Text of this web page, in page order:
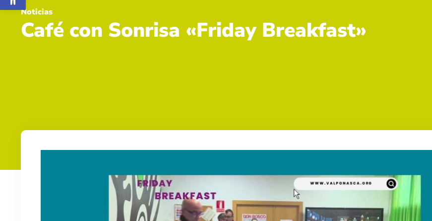
Noticias
Café con Sonrisa «Friday Breakfast»